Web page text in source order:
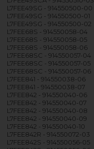
L7FEE49SG - 914550500-00
L7FEE49SG - 914550500-01
L7FEE49SG - 914550500-02
L7FEE68S - 914550058-04
L7FEE68S - 914550058-05
L7FEE68S - 914550058-06
L7FEE68SC - 914550057-04
L7FEE68SC - 914550057-05
L7FEE68SC - 914550057-06
L7FEE841 - 914550038-06
L7FEE841 - 914550038-07
L7FEE842 - 914550040-06
L7FEE842 - 914550040-07
L7FEE842 - 914550040-08
L7FEE842 - 914550040-09
L7FEE842 - 914550040-10
L7FEE842R - 914550072-03
L7FEE842S - 914550056-05